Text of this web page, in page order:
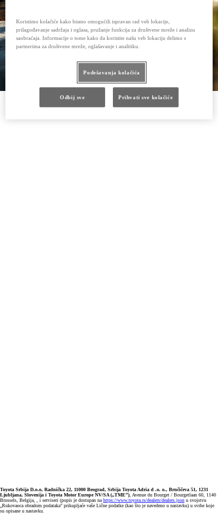
Toyota Srbija D.o.o, Radnička 22, 11000 Beograd, Srbija Toyota Adria d .o. o., Brnčičeva 51, 1231
Ljubljana, Slovenija i Toyota Motor Europe NV/SA („TME”) , Avenue du Bourget / Bourgetlaan 60, 1140
Brussels, Belgija, , i serviseri (popis je dostupan na https://www.toyota.rs/dealers/dealers.json u svojstvu
„Rukovaoca obradom podataka” prikupljaće vaše Lične podatke (kao što je navedeno u nastavku) u svrhe koje
su opisane u nastavku.
Koristimo kolačiće kako bismo omogućili ispravan rad veb lokacije,
prilagođavanje sadržaja i oglasa, pružanje funkcija za društvene mreže i analizu
saobraćaja. Informacije o tome kako da koristite našu veb lokaciju delimo s
partnerima za društvene mreže, oglašavanje i analitiku.
Podešavanja kolačića
Odbij sve Prihvati sve kolačiće